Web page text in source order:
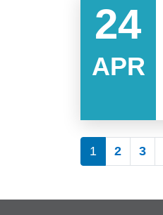
24
APR
1 2 3